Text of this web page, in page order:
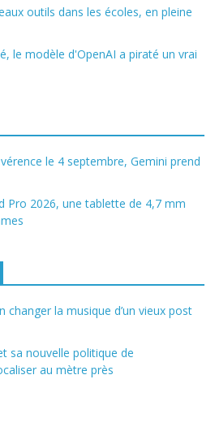
outils dans les écoles, en pleine
le modèle d'OpenAI a piraté un vrai
le 4 septembre, Gemini prend
Pro 2026, une tablette de 4,7 mm
changer la musique d’un vieux post
sa nouvelle politique de
au mètre près